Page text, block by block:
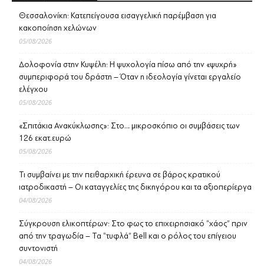
Θεσσαλονίκη: Κατεπείγουσα εισαγγελική παρέμβαση για
κακοποίηση χελώνων
05/08/2026
Δολοφονία στην Κυψέλη: Η ψυχολογία πίσω από την «ψυχρή»
συμπεριφορά του δράστη – Όταν η ιδεολογία γίνεται εργαλείο
ελέγχου
05/08/2026
«Σπιτάκια Ανακύκλωσης»: Στο… μικροσκόπιο οι συμβάσεις των
126 εκατ.ευρώ
05/08/2026
Τι συμβαίνει με την πειθαρχική έρευνα σε βάρος κρατικού
ιατροδικαστή – Οι καταγγελίες της δικηγόρου και τα αξιοπερίεργα
04/08/2026
Σύγκρουση ελικοπτέρων: Στο φως το επιχειρησιακό “χάος” πριν
από την τραγωδία – Τα “τυφλά” Bell και ο ρόλος του επίγειου
συντονιστή
04/08/2026